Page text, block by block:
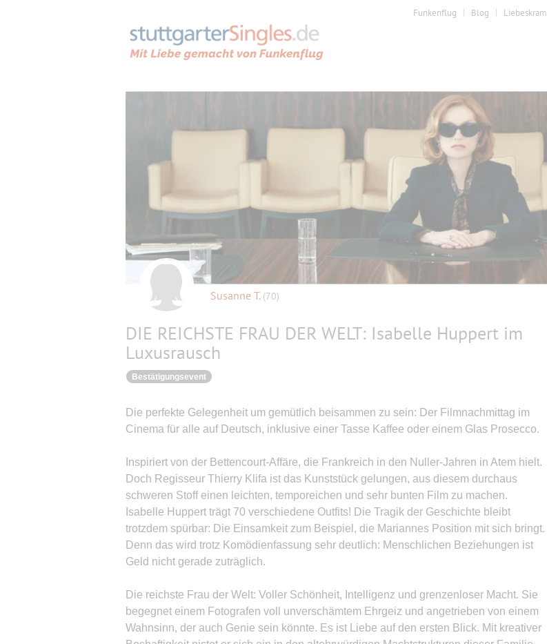
Funkenflug Blog Liebeskram
Susanne T. (70)
DIE REICHSTE FRAU DER WELT: Isabelle Huppert im
Luxusrausch
Bestätigungsevent
Die perfekte Gelegenheit um gemütlich beisammen zu sein: Der Filmnachmittag im
Cinema für alle auf Deutsch, inklusive einer Tasse Kaffee oder einem Glas Prosecco.
Inspiriert von der Bettencourt-Affäre, die Frankreich in den Nuller-Jahren in Atem hielt.
Doch Regisseur Thierry Klifa ist das Kunststück gelungen, aus diesem durchaus
schweren Stoff einen leichten, temporeichen und sehr bunten Film zu machen.
Isabelle Huppert trägt 70 verschiedene Outfits! Die Tragik der Geschichte bleibt
trotzdem spürbar: Die Einsamkeit zum Beispiel, die Mariannes Position mit sich bringt.
Denn das wird trotz Komödienfassung sehr deutlich: Menschlichen Beziehungen ist
Geld nicht gerade zuträglich.
Die reichste Frau der Welt: Voller Schönheit, Intelligenz und grenzenloser Macht. Sie
begegnet einem Fotografen voll unverschämtem Ehrgeiz und angetrieben von einem
Wahnsinn, der auch Genie sein könnte. Es ist Liebe auf den ersten Blick. Mit kreativer